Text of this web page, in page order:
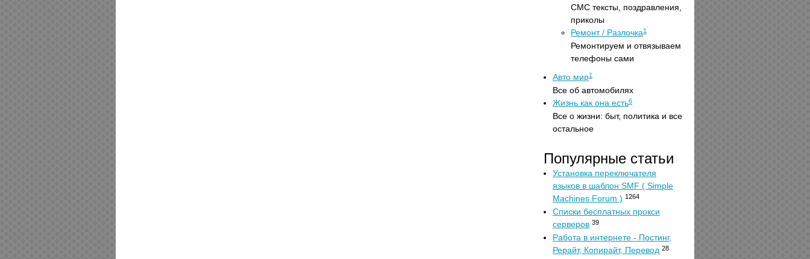
СМС тексты, поздравления,
приколы
Ремонт / Разлочка1
Ремонтируем и отвязываем
телефоны сами
Авто мир1
Все об автомобилях
Жизнь как она есть6
Все о жизни: быт, политика и все
остальное
Популярные статьи
Установка переключателя
языков в шаблон SMF ( Simple
Machines Forum ) 1264
Списки бесплатных прокси
серверов 39
Работа в интернете - Постинг,
Рерайт, Копирайт, Перевод 28